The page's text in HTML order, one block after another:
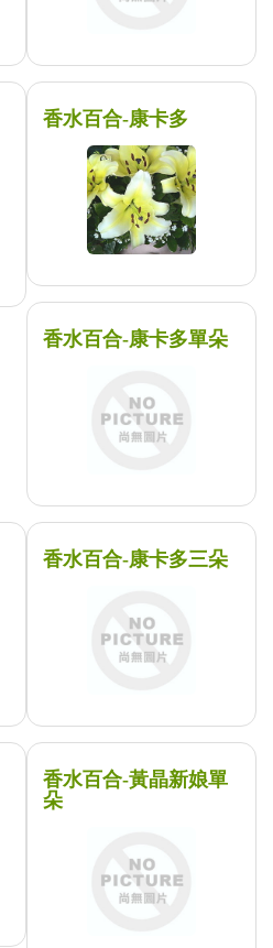
香水百合-康卡多
香水百合-康卡多單朵
香水百合-康卡多三朵
香水百合-黃晶新娘單
朵